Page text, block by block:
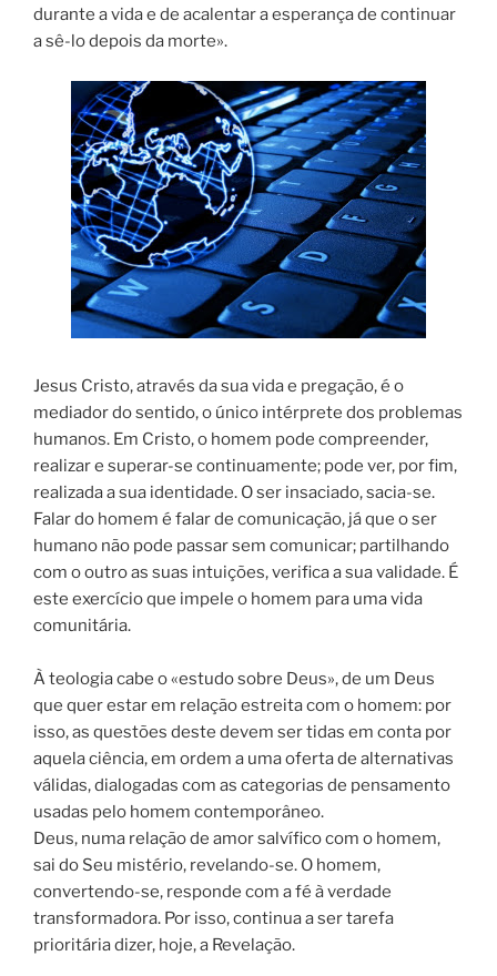
durante a vida e de acalentar a esperança de continuar
a sê-lo depois da morte».
Jesus Cristo, através da sua vida e pregação, é o
mediador do sentido, o único intérprete dos problemas
humanos. Em Cristo, o homem pode compreender,
realizar e superar-se continuamente; pode ver, por fim,
realizada a sua identidade. O ser insaciado, sacia-se.
Falar do homem é falar de comunicação, já que o ser
humano não pode passar sem comunicar; partilhando
com o outro as suas intuições, verifica a sua validade. É
este exercício que impele o homem para uma vida
comunitária.
À teologia cabe o «estudo sobre Deus», de um Deus
que quer estar em relação estreita com o homem: por
isso, as questões deste devem ser tidas em conta por
aquela ciência, em ordem a uma oferta de alternativas
válidas, dialogadas com as categorias de pensamento
usadas pelo homem contemporâneo.
Deus, numa relação de amor salvífico com o homem,
sai do Seu mistério, revelando-se. O homem,
convertendo-se, responde com a fé à verdade
transformadora. Por isso, continua a ser tarefa
prioritária dizer, hoje, a Revelação.